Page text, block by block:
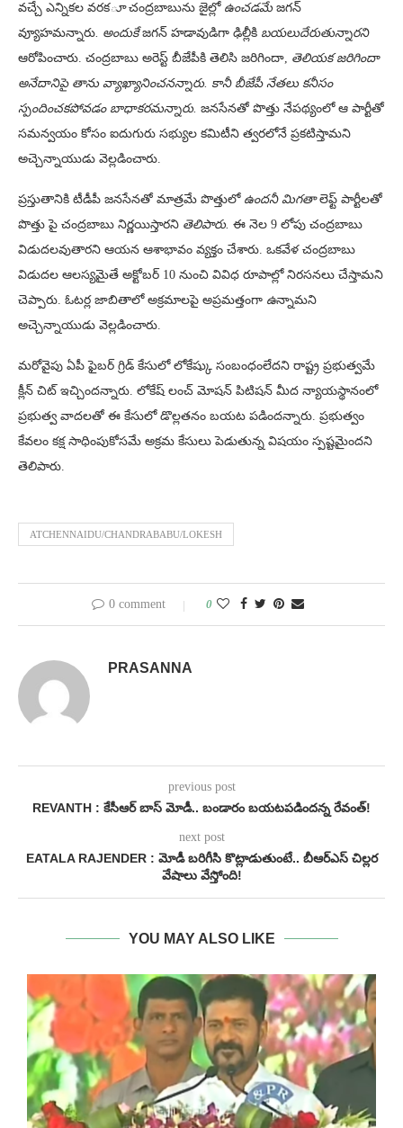
వచ్చే ఎన్నికల వరకూచంద్రబాబును జైల్లో ఉంచడమే జగన్
వ్యూహమన్నారు. అందుకేజగన్ హడావుడిగా ఢిల్లీకి బయలుదేరుతున్నారని
ఆరోపించారు. చంద్రబాబు అరెస్ట్ బీజేపీకి తెలిసి జరిగిందా, తెలియక జరిగిందా
అనేదానిపై తాను వ్యాఖ్యానించనన్నారు. కానీ బీజేపీ నేతలు కనీసం
స్పందించకపోవడం బాధాకరమన్నారు. జనసేనతో పొత్తు నేపథ్యంలో ఆ పార్టీతో
సమన్వయం కోసం ఐదుగురు సభ్యుల కమిటీని త్వరలోనే ప్రకటిస్తామని
అచ్చెన్నాయుడు వెల్లడించారు.
ప్రస్తుతానికి టీడీపీ జనసేనతో మాత్రమే పొత్తులో ఉందనీ మిగతాలెఫ్ట్ పార్టీలతో
పొత్తు పై చంద్రబాబు నిర్ణయిస్తారని తెలిపారు. ఈ నెల 9 లోపు చంద్రబాబు
విడుదలవుతారని ఆయన ఆశాభావం వ్యక్తం చేశారు. ఒకవేళ చంద్రబాబు
విడుదల ఆలస్యమైతే అక్టోబర్ 10 నుంచి వివిధ రూపాల్లో నిరసనలు చేస్తామని
చెప్పారు. ఓటర్ల జాబితాలో అక్రమాలపై అప్రమత్తంగా ఉన్నామని
అచ్చెన్నాయుడు వెల్లడించారు.
మరోవైపు ఏపీ ఫైబర్ గ్రిడ్ కేసులో లోకేష్కు సంబంధంలేదని రాష్ట్ర ప్రభుత్వమే
క్లీన్ చిట్ ఇచ్చిందన్నారు. లోకేష్ లంచ్ మోషన్ పిటిషన్ మీద న్యాయస్థానంలో
ప్రభుత్వ వాదలతో ఈ కేసులో డొల్లతనం బయట పడిందన్నారు. ప్రభుత్వం
కేవలం కక్ష సాధింపుకోసమే అక్రమ కేసులు పెడుతున్న విషయం స్పష్టమైందని
తెలిపారు.
ATCHENNAIDU/CHANDRABABU/LOKESH
0 comment 0
PRASANNA
previous post
REVANTH : కేసీఆర్ బాస్ మోడీ.. బండారం బయటపడిందన్న రేవంత్!
next post
EATALA RAJENDER : మోడీ బరిగీసి కొట్లాడుతుంటే.. బీఆర్ఎస్ చిల్లర
వేషాలు వేస్తోంది!
YOU MAY ALSO LIKE